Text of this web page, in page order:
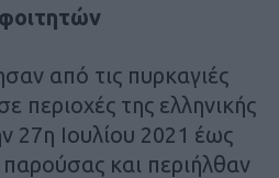
από τις πυρκαγιές
περιοχές της ελληνικής
27η Ιουλίου 2021 έως
και περιήλθαν